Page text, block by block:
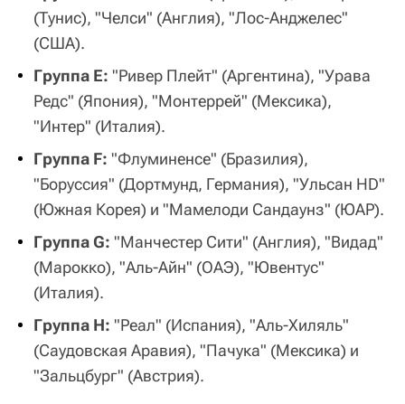
(Тунис), "Челси" (Англия), "Лос-Анджелес"
(США).
Группа E: "Ривер Плейт" (Аргентина), "Урава
Редс" (Япония), "Монтеррей" (Мексика),
"Интер" (Италия).
Группа F: "Флуминенсе" (Бразилия),
"Боруссия" (Дортмунд, Германия), "Ульсан HD"
(Южная Корея) и "Мамелоди Сандаунз" (ЮАР).
Группа G: "Манчестер Сити" (Англия), "Видад"
(Марокко), "Аль-Айн" (ОАЭ), "Ювентус"
(Италия).
Группа H: "Реал" (Испания), "Аль-Хиляль"
(Саудовская Аравия), "Пачука" (Мексика) и
"Зальцбург" (Австрия).